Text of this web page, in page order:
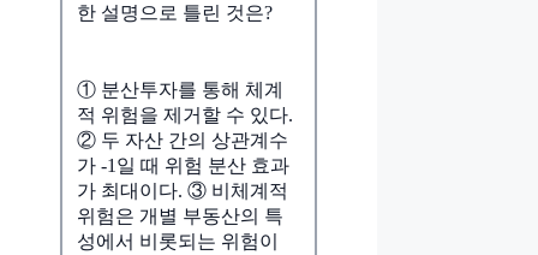
한 설명으로 틀린 것은?
① 분산투자를 통해 체계
적 위험을 제거할 수 있다.
② 두 자산 간의 상관계수
가 -1일 때 위험 분산 효과
가 최대이다. ③ 비체계적
위험은 개별 부동산의 특
성에서 비롯되는 위험이